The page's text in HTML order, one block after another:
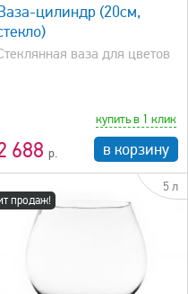
цилиндр (20см,
ваза для цветов
688
купить в 1 клик
в корзину
продаж!
5 л